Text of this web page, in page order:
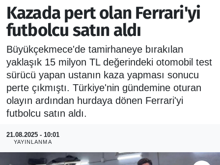
Kazada pert olan Ferrari'yi
futbolcu satın aldı
Büyükçekmece'de tamirhaneye bırakılan
yaklaşık 15 milyon TL değerindeki otomobil test
sürücü yapan ustanın kaza yapması sonucu
perte çıkmıştı. Türkiye'nin gündemine oturan
olayın ardından hurdaya dönen Ferrari'yi
futbolcu satın aldı.
21.08.2025 - 10:01
YAYINLANMA
GENEL
EKONOMİ
SİYASET
SPOR
ASAYİŞ
RESMİ REKLAM
İzmir Trafik Yoğunluk Haritası
Puan Durumu ve Fikstür
Tüm Manşetler
Son Dakika Haberleri
Haber Arşivi